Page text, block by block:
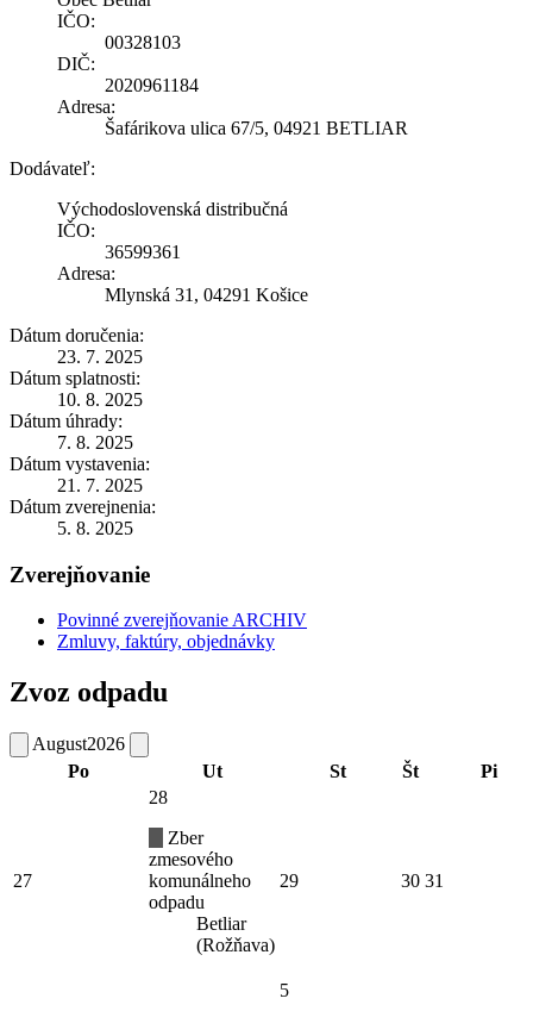
IČO:
00328103
DIČ:
2020961184
Adresa:
Šafárikova ulica 67/5, 04921 BETLIAR
Dodávateľ:
Východoslovenská distribučná
IČO:
36599361
Adresa:
Mlynská 31, 04291 Košice
Dátum doručenia:
23. 7. 2025
Dátum splatnosti:
10. 8. 2025
Dátum úhrady:
7. 8. 2025
Dátum vystavenia:
21. 7. 2025
Dátum zverejnenia:
5. 8. 2025
Zverejňovanie
Povinné zverejňovanie ARCHIV
Zmluvy, faktúry, objednávky
Zvoz odpadu
August2026
Po
Ut St Št Pi
27
28
Zber
zmesového
komunálneho
odpadu
Betliar
(Rožňava)
29 30 31
5